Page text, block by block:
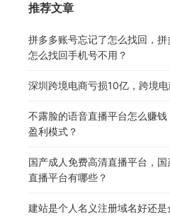
推荐文章
拼多多账号忘记了怎么找回，拼
怎么找回手机号不用？
深圳跨境电商亏损10亿，跨境
不露脸的语音直播平台怎么赚
盈利模式？
国产成人免费高清直播平台，
直播平台有哪些？
建站是个人名义注册域名好还是